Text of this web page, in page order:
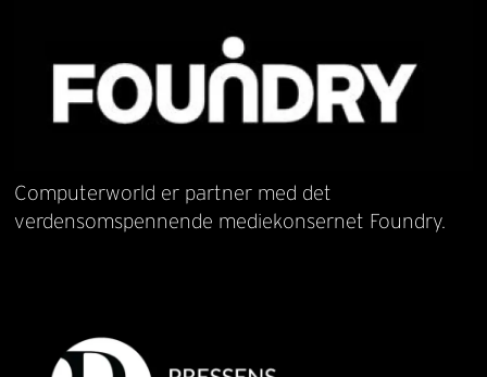
Computerworld er partner med det
verdensomspennende mediekonsernet Foundry.